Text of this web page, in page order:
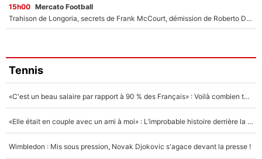
15h00 Mercato Football
Trahison de Longoria, secrets de Frank McCourt, démission de Roberto De Zerbi : Medhi Benatia se lâche sur son départ de l'OM et fait d'importantes révélations
Tennis
«C'est un beau salaire par rapport à 90 % des Français» : Voilà combien touchait Nelson Monfort sur France Télévisions avant de rejoindre CNews
«Elle était en couple avec un ami à moi» : L’improbable histoire derrière la «seule relation longue» de Novak Djokovic
Wimbledon : Mis sous pression, Novak Djokovic s'agace devant la presse !